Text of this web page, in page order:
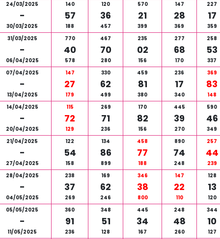
24/03/2025
-
30/03/2025
140
57
188
120
36
457
570
21
399
147
28
369
227
17
359
31/03/2025
-
06/04/2025
770
40
578
467
70
280
235
02
156
277
68
170
258
53
337
07/04/2025
-
13/04/2025
147
27
179
330
62
499
459
81
380
236
17
340
369
83
148
14/04/2025
-
20/04/2025
115
72
129
269
71
236
170
82
156
445
39
270
590
46
349
21/04/2025
-
27/04/2025
122
54
158
134
86
899
458
77
188
890
74
248
257
44
239
28/04/2025
-
04/05/2025
238
37
269
169
62
246
346
38
800
147
22
110
128
13
120
05/05/2025
-
11/05/2025
360
91
236
348
51
128
445
34
167
248
48
260
344
10
127